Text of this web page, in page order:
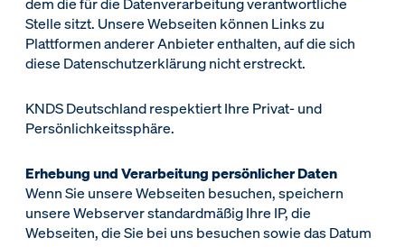
Stelle sitzt. Unsere Webseiten können Links zu
Plattformen anderer Anbieter enthalten, auf die sich
diese Datenschutzerklärung nicht erstreckt.
KNDS Deutschland respektiert Ihre Privat- und
Persönlichkeitssphäre.
Erhebung und Verarbeitung persönlicher Daten
Wenn Sie unsere Webseiten besuchen, speichern
unsere Webserver standardmäßig Ihre IP, die
Webseiten, die Sie bei uns besuchen sowie das Datum